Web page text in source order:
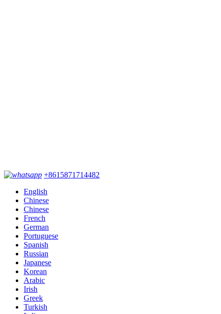
+8615871714482
English
Chinese
Chinese
French
German
Portuguese
Spanish
Russian
Japanese
Korean
Arabic
Irish
Greek
Turkish